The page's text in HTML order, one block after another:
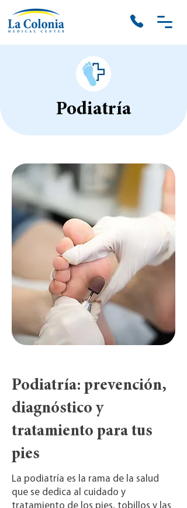
Podiatría
Podiatría: prevención,
diagnóstico y
tratamiento para tus
pies
La podiatría es la rama de la salud
que se dedica al cuidado y
tratamiento de los pies, tobillos y las